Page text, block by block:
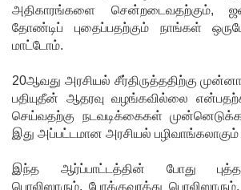
டெங்கு
ஒழிப்பு
திட்டம் -
அமைச்சர்
ஜயதிஸ்ஸ!
அதிகாரங்களை சென்றடைவதற்கும்,
தோண்டிப் புதைப்பதற்கும் நாங்கள்
மாட்டோம்.
20ஆவது அரசியல் சீர்திருத்ததிற்கு
பதியுதீன் ஆதரவு வழங்கவில்லை
செய்வதற்கு நடவடிக்கைகள்
இது அப்பட்டமான அரசியல்
இந்த ஆர்ப்பாட்டத்தின் போது
பொலிஸாரும், போக்குவரத்து